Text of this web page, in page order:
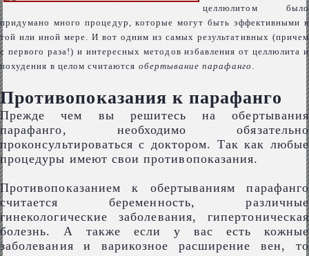
целлюлитом было
придумано много процедур, которые могут быть эффективными в
той или иной мере. И вот одним из самых результативных (причем
с первого раза!) и интересных методов избавления от целлюлита и
похудения в целом считаются обертывание парафанго .
Противопоказания к парафанго
Прежде чем вы решитесь на обертывания
парафанго, необходимо обязательно
проконсультироваться с доктором. Так как любые
процедуры имеют свои противопоказания.
Противопоказанием к обертываниям парафанго
считается беременность, различные
гинекологические заболевания, гипертоническая
болезнь. А также если у вас есть кожные
заболевания и варикозное расширение вен, то